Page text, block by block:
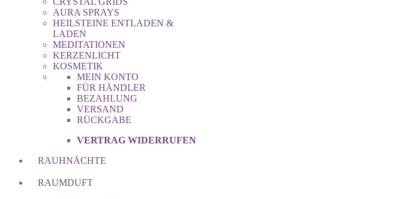
AURA SPRAYS
HEILSTEINE ENTLADEN &
LADEN
MEDITATIONEN
KERZENLICHT
KOSMETIK
MEIN KONTO
FÜR HÄNDLER
BEZAHLUNG
VERSAND
RÜCKGABE
VERTRAG WIDERRUFEN
RAUHNÄCHTE
RAUMDUFT